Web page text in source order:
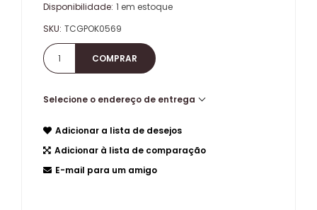
Disponibilidade: 1 em estoque
SKU: TCGPOK0569
Selecione o endereço de entrega
Adicionar a lista de desejos
Adicionar à lista de comparação
E-mail para um amigo